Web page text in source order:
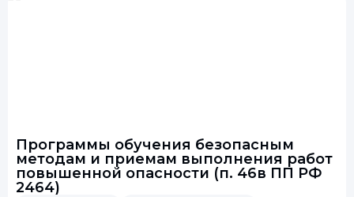
Программы обучения безопасным
методам и приемам выполнения работ
повышенной опасности (п. 46в ПП РФ
2464)